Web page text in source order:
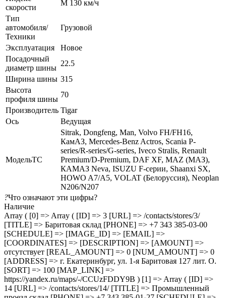
скорости
M 130 км/ч
Тип
автомобиля/
Техники
Грузовой
Эксплуатация
Новое
Посадочный
диаметр шины
22.5
Ширина шины 315
Высота
профиля шины
70
Производитель Tigar
Ось
Ведущая
МодельТС
Sitrak, Dongfeng, Man, Volvo FH/FH16,
КамАЗ, Mercedes-Benz Actros, Scania P-
series/R-series/G-series, Iveco Stralis, Renault
Premium/D-Premium, DAF XF, MAZ (МАЗ),
КАМАЗ Neva, ISUZU F-серии, Shaanxi SX,
HOWO A7/A5, VOLAT (Белоруссия), Neoplan
N206/N207
?Что означают эти цифры?
Наличие
Array ( [0] => Array ( [ID] => 3 [URL] => /contacts/stores/3/
[TITLE] => Баритовая склад [PHONE] => +7 343 385-03-00
[SCHEDULE] => [IMAGE_ID] => [EMAIL] =>
[COORDINATES] => [DESCRIPTION] => [AMOUNT] =>
отсутствует [REAL_AMOUNT] => 0 [NUM_AMOUNT] => 0
[ADDRESS] => г. Екатеринбург, ул. 1-я Баритовая 127 лит. О.
[SORT] => 100 [MAP_LINK] =>
https://yandex.ru/maps/-/CCUzFDDY9B ) [1] => Array ( [ID] =>
14 [URL] => /contacts/stores/14/ [TITLE] => Промышленный